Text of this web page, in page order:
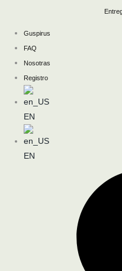
contenidoGuspirus
FAQ
Nosotras
Registro
EN
EN